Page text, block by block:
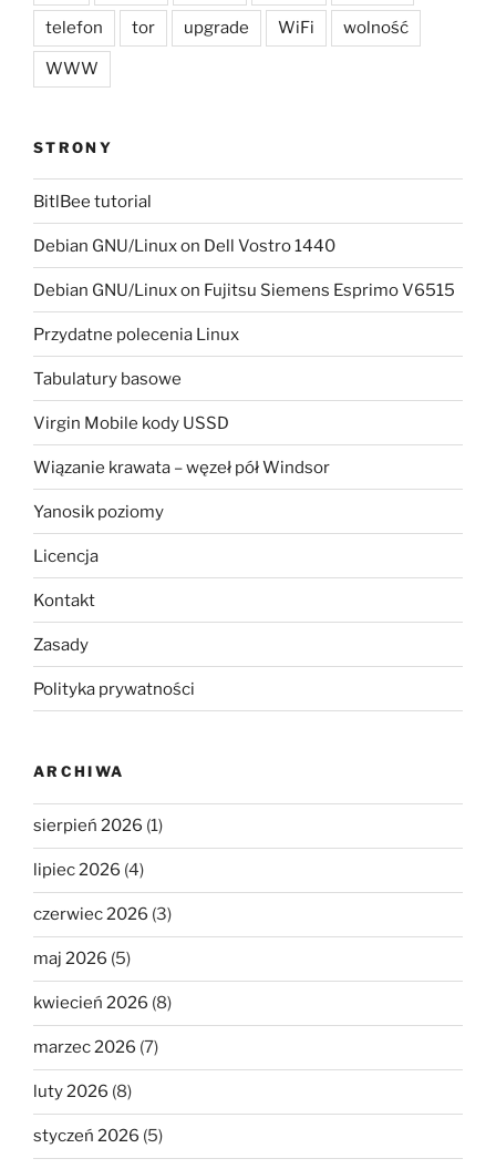
telefon tor upgrade WiFi wolność
WWW
STRONY
BitlBee tutorial
Debian GNU/Linux on Dell Vostro 1440
Debian GNU/Linux on Fujitsu Siemens Esprimo V6515
Przydatne polecenia Linux
Tabulatury basowe
Virgin Mobile kody USSD
Wiązanie krawata – węzeł pół Windsor
Yanosik poziomy
Licencja
Kontakt
Zasady
Polityka prywatności
ARCHIWA
sierpień 2026 (1)
lipiec 2026 (4)
czerwiec 2026 (3)
maj 2026 (5)
kwiecień 2026 (8)
marzec 2026 (7)
luty 2026 (8)
styczeń 2026 (5)